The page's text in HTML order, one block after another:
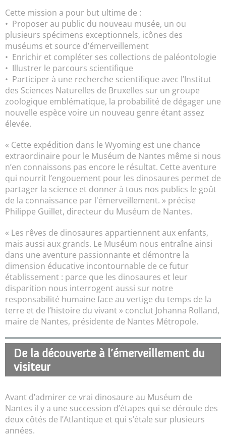
Cette mission a pour but ultime de :
• Proposer au public du nouveau musée, un ou
plusieurs spécimens exceptionnels, icônes des
muséums et source d’émerveillement
• Enrichir et compléter ses collections de paléontologie
• Illustrer le parcours scientifique
• Participer à une recherche scientifique avec l’Institut
des Sciences Naturelles de Bruxelles sur un groupe
zoologique emblématique, la probabilité de dégager une
nouvelle espèce voire un nouveau genre étant assez
élevée.
« Cette expédition dans le Wyoming est une chance
extraordinaire pour le Muséum de Nantes même si nous
n’en connaissons pas encore le résultat. Cette aventure
qui nourrit l’engouement pour les dinosaures permet de
partager la science et donner à tous nos publics le goût
de la connaissance par l'émerveillement. » précise
Philippe Guillet, directeur du Muséum de Nantes.
« Les rêves de dinosaures appartiennent aux enfants,
mais aussi aux grands. Le Muséum nous entraîne ainsi
dans une aventure passionnante et démontre la
dimension éducative incontournable de ce futur
établissement : parce que les dinosaures et leur
disparition nous interrogent aussi sur notre
responsabilité humaine face au vertige du temps de la
terre et de l’histoire du vivant » conclut Johanna Rolland,
maire de Nantes, présidente de Nantes Métropole.
De la découverte à l’émerveillement du
visiteur
Avant d’admirer ce vrai dinosaure au Muséum de
Nantes il y a une succession d’étapes qui se déroule des
deux côtés de l’Atlantique et qui s’étale sur plusieurs
années.